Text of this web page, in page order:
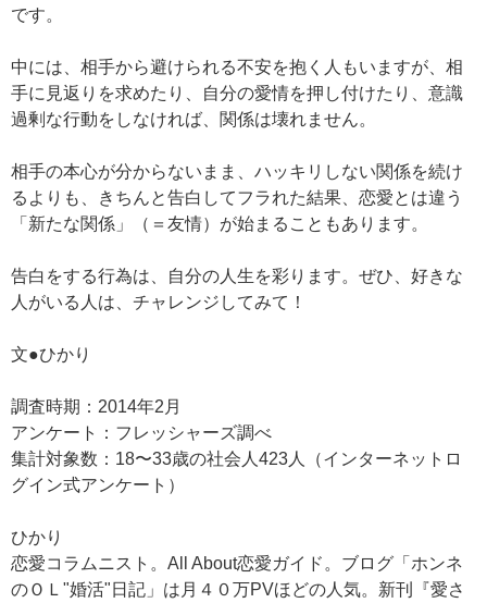
です。
中には、相手から避けられる不安を抱く人もいますが、相
手に見返りを求めたり、自分の愛情を押し付けたり、意識
過剰な行動をしなければ、関係は壊れません。
相手の本心が分からないまま、ハッキリしない関係を続け
るよりも、きちんと告白してフラれた結果、恋愛とは違う
「新たな関係」（＝友情）が始まることもあります。
告白をする行為は、自分の人生を彩ります。ぜひ、好きな
人がいる人は、チャレンジしてみて！
文●ひかり
調査時期：2014年2月
アンケート：フレッシャーズ調べ
集計対象数：18〜33歳の社会人423人（インターネットロ
グイン式アンケート）
ひかり
恋愛コラムニスト。All About恋愛ガイド。ブログ「ホンネ
のＯＬ"婚活"日記」は月４０万PVほどの人気。新刊『愛さ